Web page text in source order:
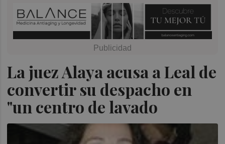
La juez Alaya acusa a Leal de
convertir su despacho en
"un centro de lavado